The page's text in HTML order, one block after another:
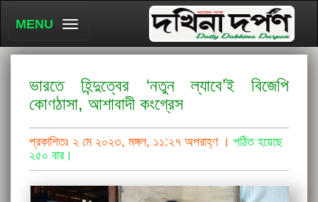
MENU
ভারতে হিন্দুত্বের ‘নতুন ল্যাবে’ই বিজেপি
কোণঠাসা, আশাবাদী কংগ্রেস
প্রকাশিতঃ ২ মে ২০২৩, মঙ্গল, ১১:২৭ অপরাহ্ণ । পঠিত হয়েছে
২৫০ বার।